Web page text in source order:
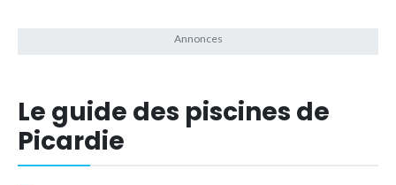
Le guide des piscines de
Picardie